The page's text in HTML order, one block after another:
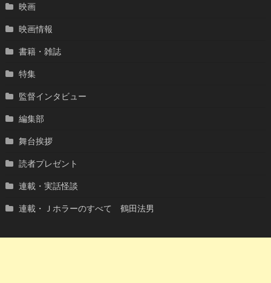
映画
映画情報
書籍・雑誌
特集
監督インタビュー
編集部
舞台挨拶
読者プレゼント
連載・実話怪談
連載・Ｊホラーのすべて 鶴田法男